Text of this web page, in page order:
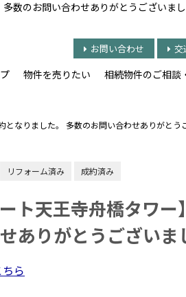
数のお問い合わせありがとうございまし
お問い合わせ 交
物件を売りたい 相続物件のご相談
となりました。 多数のお問い合わせありがとう
リフォーム済み 成約済み
ート天王寺舟橋タワ
ありがとうございま
ら